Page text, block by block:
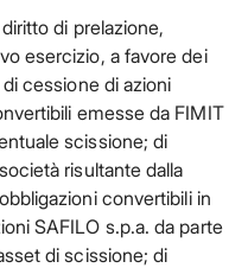
di prelazione,
esercizio, a favore dei
cessione di azioni
emesse da FIMIT
scissione; di
risultante dalla
convertibili in
SAFILO s.p.a. da parte
di scissione; di